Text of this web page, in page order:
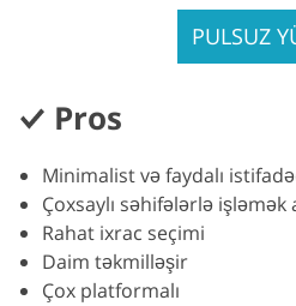
PULSUZ
Pros
Minimalist və faydalı
Çoxsaylı səhifələrlə işləmək
Rahat ixrac seçimi
Daim təkmilləşir
Çox platformalı